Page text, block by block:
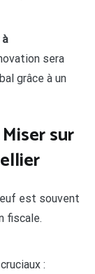
sera
grâce à un
sur
est souvent
fiscale.
: